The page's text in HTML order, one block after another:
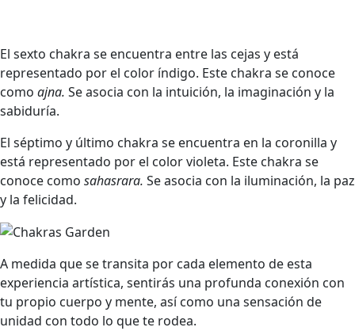
El sexto chakra se encuentra entre las cejas y está
representado por el color índigo. Este chakra se conoce
como ajna. Se asocia con la intuición, la imaginación y la
sabiduría.
El séptimo y último chakra se encuentra en la coronilla y
está representado por el color violeta. Este chakra se
conoce como sahasrara. Se asocia con la iluminación, la paz
y la felicidad.
A medida que se transita por cada elemento de esta
experiencia artística, sentirás una profunda conexión con
tu propio cuerpo y mente, así como una sensación de
unidad con todo lo que te rodea.